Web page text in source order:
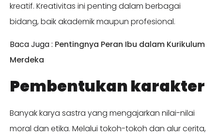
kreatif. Kreativitas ini penting dalam berbagai
bidang, baik akademik maupun profesional.
Baca Juga : Pentingnya Peran Ibu dalam Kurikulum
Merdeka
Pembentukan karakter
Banyak karya sastra yang mengajarkan nilai-nilai
moral dan etika. Melalui tokoh-tokoh dan alur cerita,